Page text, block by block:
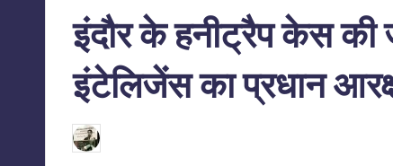
इंदौर के हनीट्रैप केस
इंटेलिजेंस का प्रधान
Posted
by